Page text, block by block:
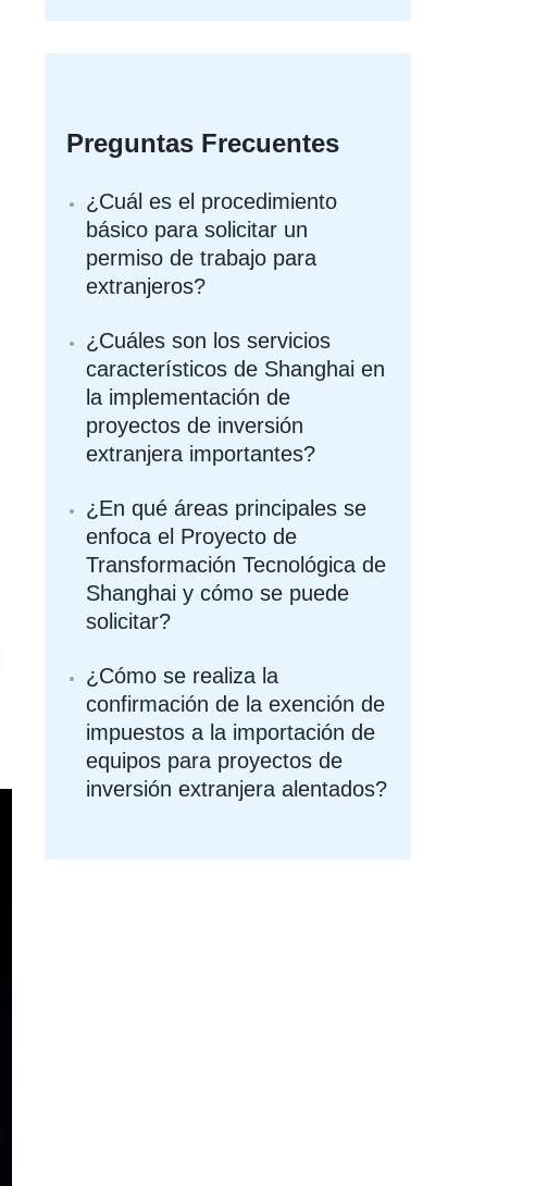
Preguntas Frecuentes
¿Cuál es el procedimiento
básico para solicitar un
permiso de trabajo para
extranjeros?
¿Cuáles son los servicios
característicos de Shanghai en
la implementación de
proyectos de inversión
extranjera importantes?
¿En qué áreas principales se
enfoca el Proyecto de
Transformación Tecnológica de
Shanghai y cómo se puede
solicitar?
¿Cómo se realiza la
confirmación de la exención de
impuestos a la importación de
equipos para proyectos de
inversión extranjera alentados?